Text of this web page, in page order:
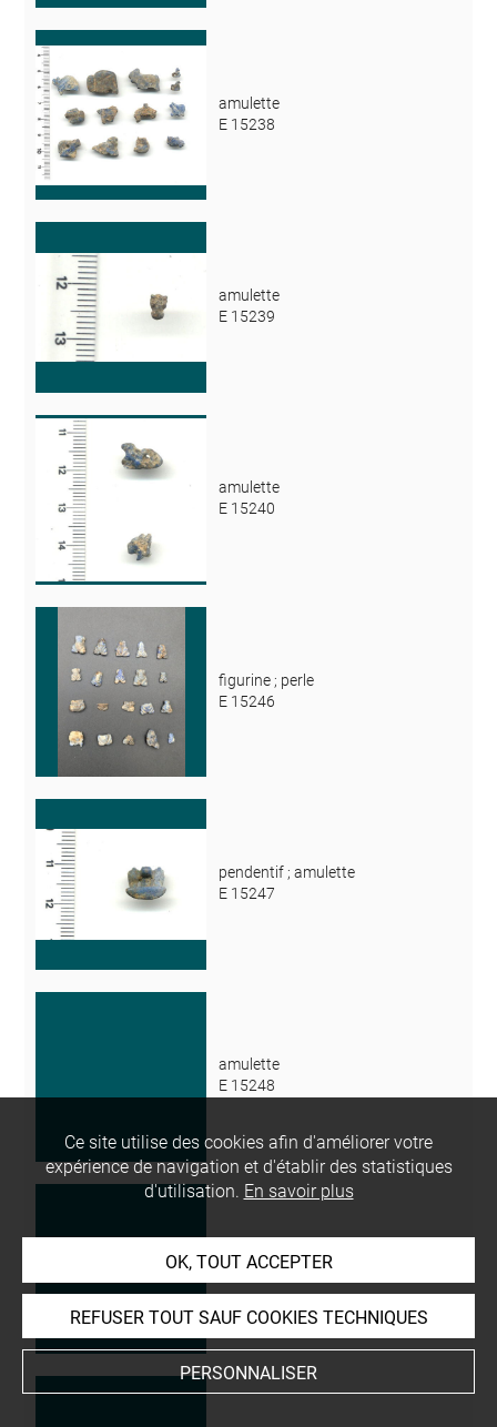
amulette
E 15238
amulette
E 15239
amulette
E 15240
figurine ; perle
E 15246
pendentif ; amulette
E 15247
amulette
E 15248
amulette
Ce site utilise des cookies afin d'améliorer votre
expérience de navigation et d'établir des statistiques
d'utilisation. En savoir plus
OK, TOUT ACCEPTER
REFUSER TOUT SAUF COOKIES TECHNIQUES
PERSONNALISER